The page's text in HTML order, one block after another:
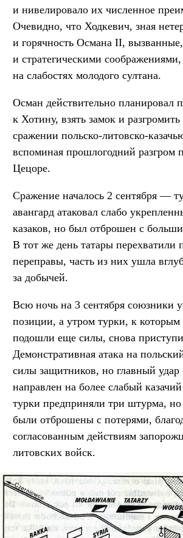
и нивелировало их численное
Очевидно, что Ходкевич, зная
и горячность Османа II,
и стратегическими
на слабостях молодого султана.
Осман действительно планировал
к Хотину, взять замок и
сражении польско-литовско-
вспоминая прошлогодний разгром
Цецоре.
Сражение началось 2 сентября —
авангард атаковал слабо
казаков, но был отброшен с
В тот же день татары перехватили
переправы, часть из них ушла
за добычей.
Всю ночь на 3 сентября союзники
позиции, а утром турки, к которым
подошли еще силы, снова
Демонстративная атака на
силы защитников, но главный удар
направлен на более слабый
турки предприняли три штурма,
были отброшены с потерями,
согласованным действиям
литовских войск.